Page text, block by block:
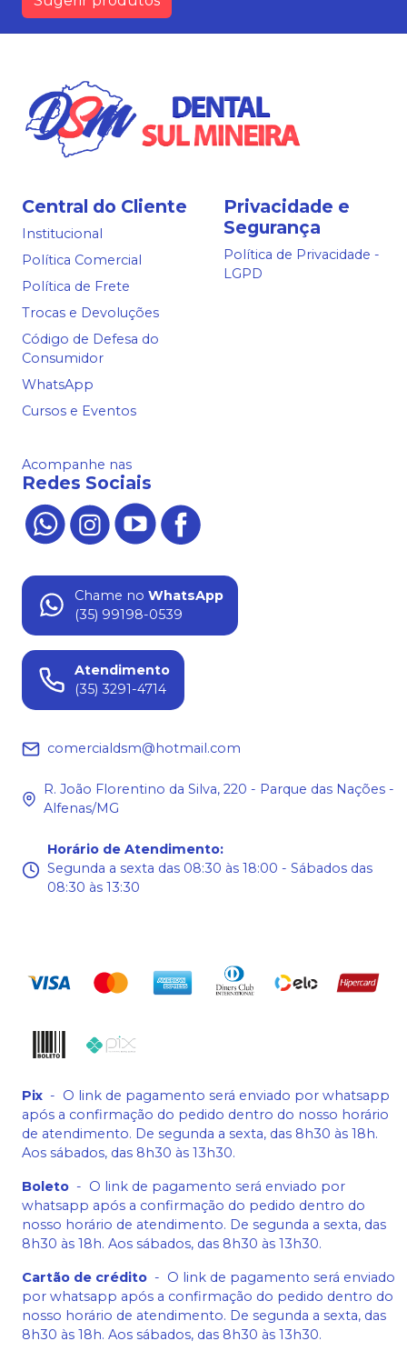
Central do Cliente
Institucional
Política Comercial
Política de Frete
Trocas e Devoluções
Código de Defesa do
Consumidor
WhatsApp
Cursos e Eventos
Privacidade e
Segurança
Política de Privacidade -
LGPD
Acompanhe nas
Redes Sociais
Chame no WhatsApp
(35) 99198-0539
Atendimento
(35) 3291-4714
comercialdsm@hotmail.com
R. João Florentino da Silva, 220 - Parque das Nações -
Alfenas/MG
Horário de Atendimento:
Segunda a sexta das 08:30 às 18:00 - Sábados das
08:30 às 13:30
Pix - O link de pagamento será enviado por whatsapp
após a confirmação do pedido dentro do nosso horário
de atendimento. De segunda a sexta, das 8h30 às 18h.
Aos sábados, das 8h30 às 13h30.
Boleto - O link de pagamento será enviado por
whatsapp após a confirmação do pedido dentro do
nosso horário de atendimento. De segunda a sexta, das
8h30 às 18h. Aos sábados, das 8h30 às 13h30.
Cartão de crédito - O link de pagamento será enviado
por whatsapp após a confirmação do pedido dentro do
nosso horário de atendimento. De segunda a sexta, das
8h30 às 18h. Aos sábados, das 8h30 às 13h30.